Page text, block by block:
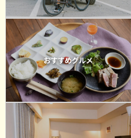
おすすめグルメ